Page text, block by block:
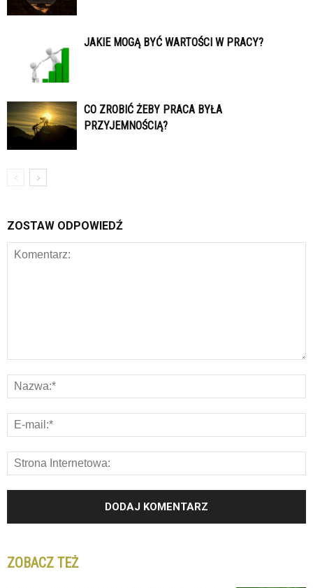
JAKIE MOGĄ BYĆ WARTOŚCI W PRACY?
CO ZROBIĆ ŻEBY PRACA BYŁA
PRZYJEMNOŚCIĄ?
ZOSTAW ODPOWIEDŹ
ZOBACZ TEŻ